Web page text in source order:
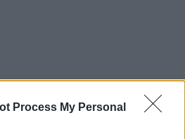
Process My Personal